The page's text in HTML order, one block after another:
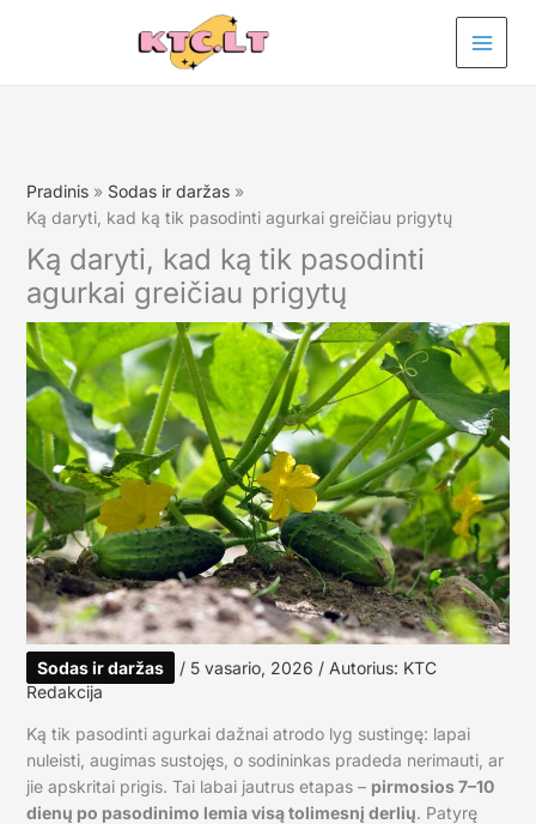
Pradinis
Sodas ir daržas
Ką daryti, kad ką tik pasodinti agurkai greičiau prigytų
Ką daryti, kad ką tik pasodinti
agurkai greičiau prigytų
Sodas ir daržas / 5 vasario, 2026 / Autorius: KTC
Redakcija
Ką tik pasodinti agurkai dažnai atrodo lyg sustingę: lapai
nuleisti, augimas sustojęs, o sodininkas pradeda nerimauti, ar
jie apskritai prigis. Tai labai jautrus etapas – pirmosios 7–10
dienų po pasodinimo lemia visą tolimesnį derlių. Patyrę